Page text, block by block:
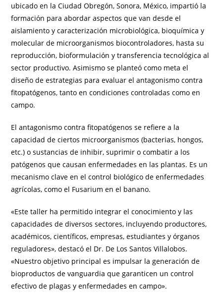
ubicado en la Ciudad Obregón, Sonora, México, impartió la
formación para abordar aspectos que van desde el
aislamiento y caracterización microbiológica, bioquímica y
molecular de microorganismos biocontroladores, hasta su
reproducción, bioformulación y transferencia tecnológica al
sector productivo. Asimismo se planteó como meta el
diseño de estrategias para evaluar el antagonismo contra
fitopatógenos, tanto en condiciones controladas como en
campo.
El antagonismo contra fitopatógenos se refiere a la
capacidad de ciertos microorganismos (bacterias, hongos,
etc.) o sustancias de inhibir, suprimir o combatir a los
patógenos que causan enfermedades en las plantas. Es un
mecanismo clave en el control biológico de enfermedades
agrícolas, como el Fusarium en el banano.
«Este taller ha permitido integrar el conocimiento y las
capacidades de diversos sectores, incluyendo productores,
académicos, científicos, empresas, estudiantes y órganos
reguladores», destacó el Dr. De Los Santos Villalobos.
«Nuestro objetivo principal es impulsar la generación de
bioproductos de vanguardia que garanticen un control
efectivo de plagas y enfermedades en campo».